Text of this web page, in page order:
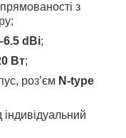
з
dBi;
Вт;
роз’єм N-type